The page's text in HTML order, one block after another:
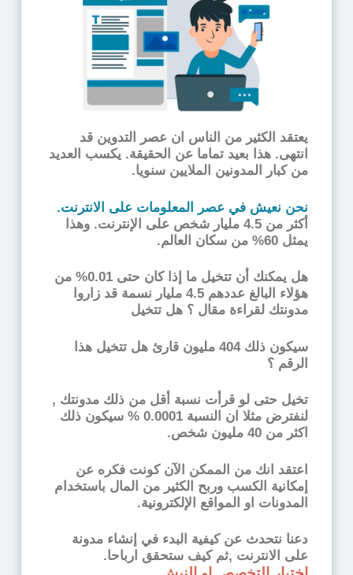
يعتقد الكثير من الناس ان عصر التدوين قد
انتهى. هذا بعيد تماما عن الحقيقة. يكسب العديد
من كبار المدونين الملايين سنويا.
نحن نعيش في عصر المعلومات على الانترنت.
أكثر من 4.5 مليار شخص على الإنترنت. وهذا
يمثل 60% من سكان العالم.
هل يمكنك أن تتخيل ما إذا كان حتى 0.01% من
هؤلاء البالغ عددهم 4.5 مليار نسمة قد زاروا
مدونتك لقراءة مقال ؟ هل تتخيل
سيكون ذلك 404 مليون قارئ هل تتخيل هذا
الرقم ؟
تخيل حتى لو قرأت نسبة أقل من ذلك مدونتك ,
لنفترض مثلا ان النسبة 0.0001 % سيكون ذلك
اكثر من 40 مليون شخص.
اعتقد انك من الممكن الآن كونت فكره عن
إمكانية الكسب وربح الكثير من المال باستخدام
المدونات او المواقع الإلكترونية.
دعنا نتحدث عن كيفية البدء في إنشاء مدونة
على الانترنت ,ثم كيف ستحقق ارباحا.